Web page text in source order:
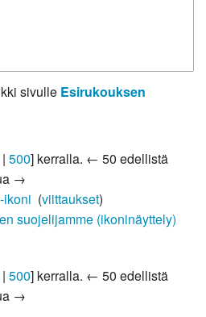
sivulle Esirukouksen
| 500] kerralla. ← 50 edellistä
→
ikoni (viittaukset)
suojelijamme (ikoninäyttely)
| 500] kerralla. ← 50 edellistä
→